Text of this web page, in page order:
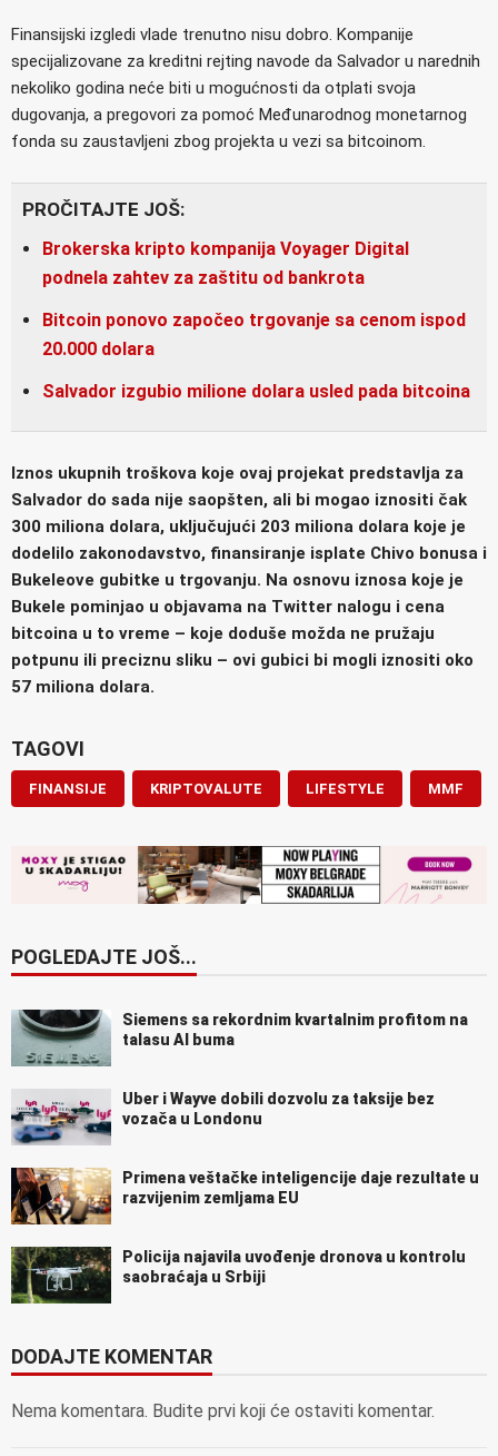
Finansijski izgledi vlade trenutno nisu dobro. Kompanije
specijalizovane za kreditni rejting navode da Salvador u narednih
nekoliko godina neće biti u mogućnosti da otplati svoja
dugovanja, a pregovori za pomoć Međunarodnog monetarnog
fonda su zaustavljeni zbog projekta u vezi sa bitcoinom.
PROČITAJTE JOŠ:
Brokerska kripto kompanija Voyager Digital
podnela zahtev za zaštitu od bankrota
Bitcoin ponovo započeo trgovanje sa cenom ispod
20.000 dolara
Salvador izgubio milione dolara usled pada bitcoina
Iznos ukupnih troškova koje ovaj projekat predstavlja za
Salvador do sada nije saopšten, ali bi mogao iznositi čak
300 miliona dolara, uključujući 203 miliona dolara koje je
dodelilo zakonodavstvo, finansiranje isplate Chivo bonusa i
Bukeleove gubitke u trgovanju. Na osnovu iznosa koje je
Bukele pominjao u objavama na Twitter nalogu i cena
bitcoina u to vreme – koje doduše možda ne pružaju
potpunu ili preciznu sliku – ovi gubici bi mogli iznositi oko
57 miliona dolara.
TAGOVI
FINANSIJE KRIPTOVALUTE LIFESTYLE MMF
POGLEDAJTE JOŠ...
Siemens sa rekordnim kvartalnim profitom na
talasu AI buma
Uber i Wayve dobili dozvolu za taksije bez
vozača u Londonu
Primena veštačke inteligencije daje rezultate u
razvijenim zemljama EU
Policija najavila uvođenje dronova u kontrolu
saobraćaja u Srbiji
DODAJTE KOMENTAR
Nema komentara. Budite prvi koji će ostaviti komentar.